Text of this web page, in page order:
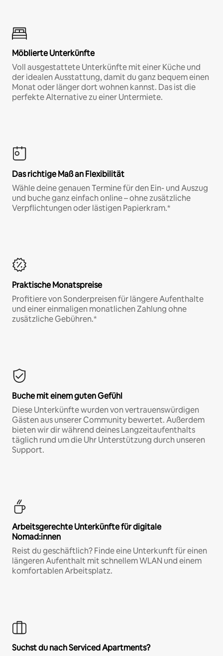
Möblierte Unterkünfte
Voll ausgestattete Unterkünfte mit einer Küche und
der idealen Ausstattung, damit du ganz bequem einen
Monat oder länger dort wohnen kannst. Das ist die
perfekte Alternative zu einer Untermiete.
Das richtige Maß an Flexibilität
Wähle deine genauen Termine für den Ein- und Auszug
und buche ganz einfach online – ohne zusätzliche
Verpflichtungen oder lästigen Papierkram.*
Praktische Monatspreise
Profitiere von Sonderpreisen für längere Aufenthalte
und einer einmaligen monatlichen Zahlung ohne
zusätzliche Gebühren.*
Buche mit einem guten Gefühl
Diese Unterkünfte wurden von vertrauenswürdigen
Gästen aus unserer Community bewertet. Außerdem
bieten wir dir während deines Langzeitaufenthalts
täglich rund um die Uhr Unterstützung durch unseren
Support.
Arbeitsgerechte Unterkünfte für digitale
Nomad:innen
Reist du geschäftlich? Finde eine Unterkunft für einen
längeren Aufenthalt mit schnellem WLAN und einem
komfortablen Arbeitsplatz.
Suchst du nach Serviced Apartments?